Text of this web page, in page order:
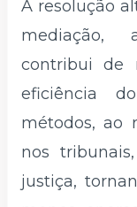
A resolução
mediação,
contribui de
eficiência
métodos, ao
nos
justiça,